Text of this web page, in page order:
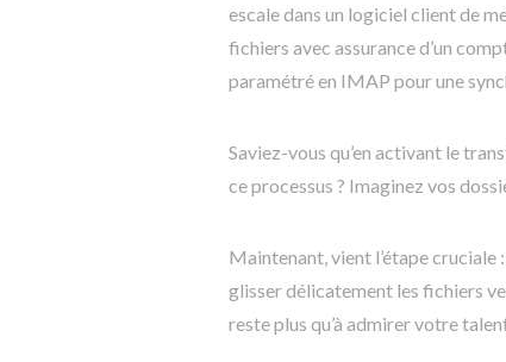
escale dans un logiciel client de
fichiers avec assurance d’un
paramétré en IMAP pour une
Saviez-vous qu’en activant le
ce processus ? Imaginez vos
Maintenant, vient l’étape cruciale
glisser délicatement les fichiers
reste plus qu’à admirer votre